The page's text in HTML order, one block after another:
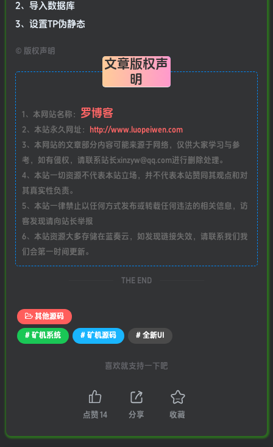
2、导入数据库
3、设置TP伪静态
© 版权声明
文章版权声
明
1、本网站名称： 罗博客
2、本站永久网址：
http://www.luopeiwen.com
3、本网站的文章部分内容可能来源于网络，仅供大家学习与参
考，如有侵权，请联系站长xinzyw@qq.com进行删除处理。
4、本站一切资源不代表本站立场，并不代表本站赞同其观点和对
其真实性负责。
5、本站一律禁止以任何方式发布或转载任何违法的相关信息，访
客发现请向站长举报
6、本站资源大多存储在蓝奏云，如发现链接失效，请联系我们我
们会第一时间更新。
THE END
其他源码
# 矿机系统 # 矿机源码 # 全新UI
喜欢就支持一下吧
点赞 14 分享 收藏